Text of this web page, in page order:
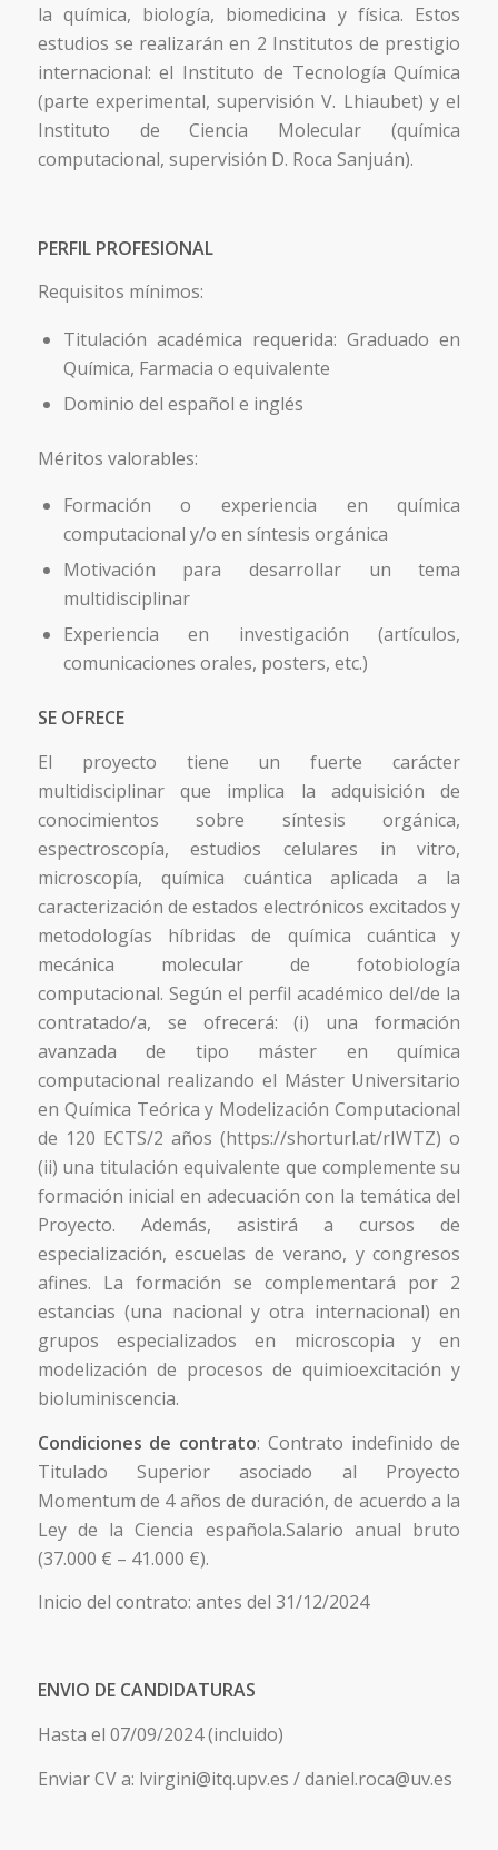
la química, biología, biomedicina y física. Estos
estudios se realizarán en 2 Institutos de prestigio
internacional: el Instituto de Tecnología Química
(parte experimental, supervisión V. Lhiaubet) y el
Instituto de Ciencia Molecular (química
computacional, supervisión D. Roca Sanjuán).
PERFIL PROFESIONAL
Requisitos mínimos:
Titulación académica requerida: Graduado en
Química, Farmacia o equivalente
Dominio del español e inglés
Méritos valorables:
Formación o experiencia en química
computacional y/o en síntesis orgánica
Motivación para desarrollar un tema
multidisciplinar
Experiencia en investigación (artículos,
comunicaciones orales, posters, etc.)
SE OFRECE
El proyecto tiene un fuerte carácter
multidisciplinar que implica la adquisición de
conocimientos sobre síntesis orgánica,
espectroscopía, estudios celulares in vitro,
microscopía, química cuántica aplicada a la
caracterización de estados electrónicos excitados y
metodologías híbridas de química cuántica y
mecánica molecular de fotobiología
computacional. Según el perfil académico del/de la
contratado/a, se ofrecerá: (i) una formación
avanzada de tipo máster en química
computacional realizando el Máster Universitario
en Química Teórica y Modelización Computacional
de 120 ECTS/2 años (https://shorturl.at/rIWTZ) o
(ii) una titulación equivalente que complemente su
formación inicial en adecuación con la temática del
Proyecto. Además, asistirá a cursos de
especialización, escuelas de verano, y congresos
afines. La formación se complementará por 2
estancias (una nacional y otra internacional) en
grupos especializados en microscopia y en
modelización de procesos de quimioexcitación y
bioluminiscencia.
Condiciones de contrato: Contrato indefinido de
Titulado Superior asociado al Proyecto
Momentum de 4 años de duración, de acuerdo a la
Ley de la Ciencia española.Salario anual bruto
(37.000 € – 41.000 €).
Inicio del contrato: antes del 31/12/2024
ENVIO DE CANDIDATURAS
Hasta el 07/09/2024 (incluido)
Enviar CV a: lvirgini@itq.upv.es / daniel.roca@uv.es